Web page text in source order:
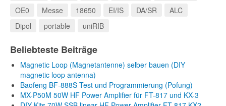
OE0
Messe 18650 EI/IS DA/SR
ALC
Dipol
portable uniRIB
Beliebteste Beiträge
Magnetic Loop (Magnetantenne) selber bauen (DIY
magnetic loop antenna)
Baofeng BF-888S Test und Programmierung (Pofung)
MX-P50M 50W HF Power Amplifier für FT-817 und KX-3